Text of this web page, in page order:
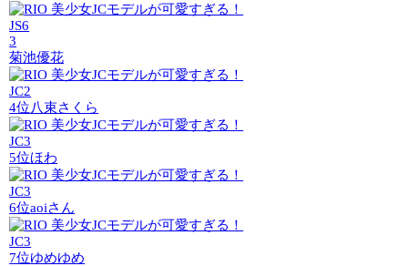
JS6
3
菊池優花
JC2
4位八束さくら
JC3
5位ほわ
JC3
6位aoiさん
JC3
7位ゆめゆめ